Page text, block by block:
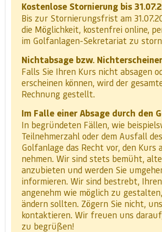
Kostenlose Stornierung bis
Bis zur Stornierungsfrist am
die Möglichkeit, kostenfrei online,
im Golfanlagen-Sekretariat zu
Nichtabsage bzw.
Falls Sie Ihren Kurs nicht absagen
erscheinen können, wird der
Rechnung gestellt.
Im Falle einer Absage durch den
In begründeten Fällen, wie
Teilnehmerzahl oder dem Ausfall
Golfanlage das Recht vor, den Kurs
nehmen. Wir sind stets bemüht,
anzubieten und werden Sie
informieren. Wir sind bestrebt,
angenehm wie möglich zu
ändern sollten. Zögern Sie nicht,
kontaktieren. Wir freuen uns
zu begrüßen!